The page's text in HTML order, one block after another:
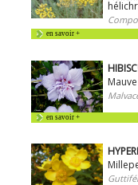
en savoir +
en savoir +